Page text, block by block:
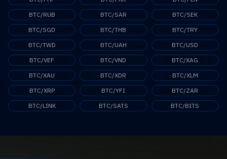
BTC/RUB
BTC/SAR
BTC/SEK
BTC/SGD
BTC/THB
BTC/TRY
BTC/TWD
BTC/UAH
BTC/USD
BTC/VEF
BTC/VND
BTC/XAG
BTC/XAU
BTC/XDR
BTC/XLM
BTC/XRP
BTC/YFI
BTC/ZAR
BTC/LINK
BTC/SATS BTC/BITS